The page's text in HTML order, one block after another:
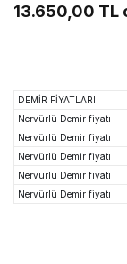
13.650,00 TL
DEMİR FİYATLARI
Nervürlü Demir fiyatı
Nervürlü Demir fiyatı
Nervürlü Demir fiyatı
Nervürlü Demir fiyatı
Nervürlü Demir fiyatı